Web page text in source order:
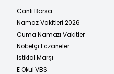
Canlı Borsa
Namaz Vakitleri 2026
Cuma Namazı Vakitleri
Nöbetçi Eczaneler
İstiklal Marşı
E Okul VBS